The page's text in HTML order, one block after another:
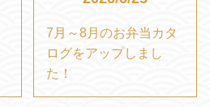
7月～8月のお弁当カタ
ログをアップしまし
た！